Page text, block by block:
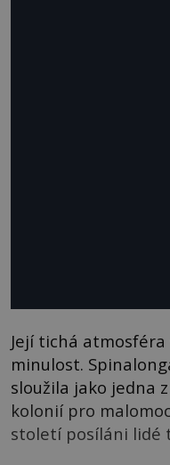
Její tichá
minulost.
sloužila jako jedna
kolonií pro
století posíláni lidé